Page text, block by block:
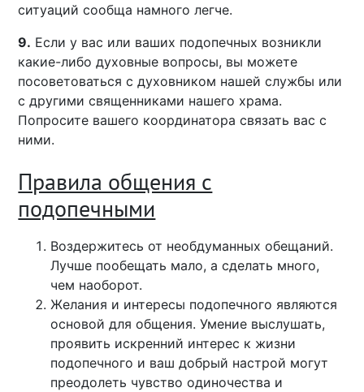
ситуаций сообща намного легче.
9. Если у вас или ваших подопечных возникли
какие-либо духовные вопросы, вы можете
посоветоваться с духовником нашей службы или
с другими священниками нашего храма.
Попросите вашего координатора связать вас с
ними.
Правила общения с
подопечными
Воздержитесь от необдуманных обещаний.
Лучше пообещать мало, а сделать много,
чем наоборот.
Желания и интересы подопечного являются
основой для общения. Умение выслушать,
проявить искренний интерес к жизни
подопечного и ваш добрый настрой могут
преодолеть чувство одиночества и